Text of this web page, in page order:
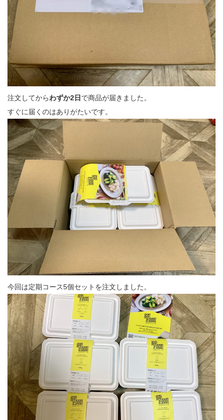
注文してからわずか2日 で商品が届きました。
すぐに届くのはありがたいです。
今回は定期コース5個セットを注文しました。